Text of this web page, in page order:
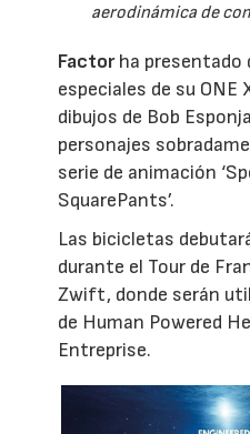
aerodinámica de
Factorha presentado
especiales de su ONE
dibujos de Bob
personajes
serie de animación
SquarePants’.
Las bicicletas
durante el Tour de
Zwift, donde serán
de Human Powered
Entreprise.